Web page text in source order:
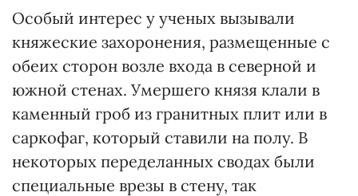
Особый интерес у ученых вызывали
княжеские захоронения, размещенные с
обеих сторон возле входа в северной и
южной стенах. Умершего князя клали в
каменный гроб из гранитных плит или в
саркофаг, который ставили на полу. В
некоторых переделанных сводах были
специальные врезы в стену, так